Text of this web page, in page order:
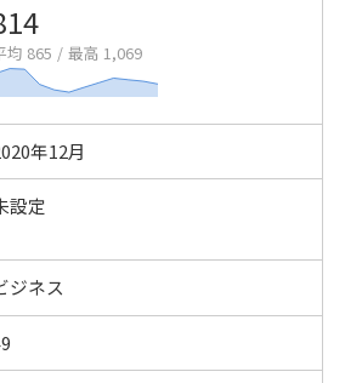
均 865 / 最高 1,069
年12月
設定
ジネス